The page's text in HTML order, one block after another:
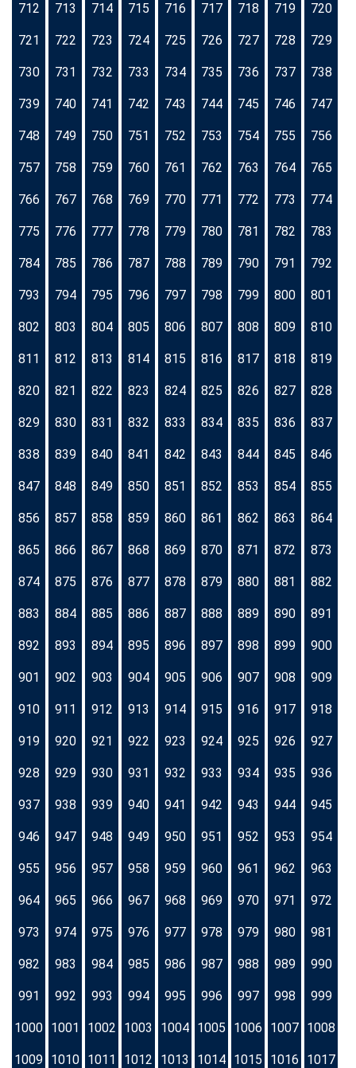
712 713 714 715 716 717 718 719 720
721 722 723 724 725 726 727 728 729
730 731 732 733 734 735 736 737 738
739 740 741 742 743 744 745 746 747
748 749 750 751 752 753 754 755 756
757 758 759 760 761 762 763 764 765
766 767 768 769 770 771 772 773 774
775 776 777 778 779 780 781 782 783
784 785 786 787 788 789 790 791 792
793 794 795 796 797 798 799 800 801
802 803 804 805 806 807 808 809 810
811 812 813 814 815 816 817 818 819
820 821 822 823 824 825 826 827 828
829 830 831 832 833 834 835 836 837
838 839 840 841 842 843 844 845 846
847 848 849 850 851 852 853 854 855
856 857 858 859 860 861 862 863 864
865 866 867 868 869 870 871 872 873
874 875 876 877 878 879 880 881 882
883 884 885 886 887 888 889 890 891
892 893 894 895 896 897 898 899 900
901 902 903 904 905 906 907 908 909
910 911 912 913 914 915 916 917 918
919 920 921 922 923 924 925 926 927
928 929 930 931 932 933 934 935 936
937 938 939 940 941 942 943 944 945
946 947 948 949 950 951 952 953 954
955 956 957 958 959 960 961 962 963
964 965 966 967 968 969 970 971 972
973 974 975 976 977 978 979 980 981
982 983 984 985 986 987 988 989 990
991 992 993 994 995 996 997 998 999
1000 1001 1002 1003 1004 1005 1006 1007 1008
1009 1010 1011 1012 1013 1014 1015 1016 1017